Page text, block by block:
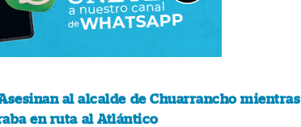
al alcalde de Chuarrancho mientras
en ruta al Atlántico